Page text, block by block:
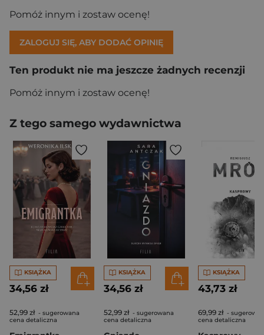
Pomóż innym i zostaw ocenę!
ZALOGUJ SIĘ, ABY DODAĆ OPINIĘ
Ten produkt nie ma jeszcze żadnych recenzji
Pomóż innym i zostaw ocenę!
Z tego samego wydawnictwa
KSIĄŻKA
34,56 zł
52,99 zł - sugerowana
cena detaliczna
KSIĄŻKA
34,56 zł
52,99 zł - sugerowana
cena detaliczna
KSIĄŻKA
43,73 zł
69,99 zł -
cena detaliczna